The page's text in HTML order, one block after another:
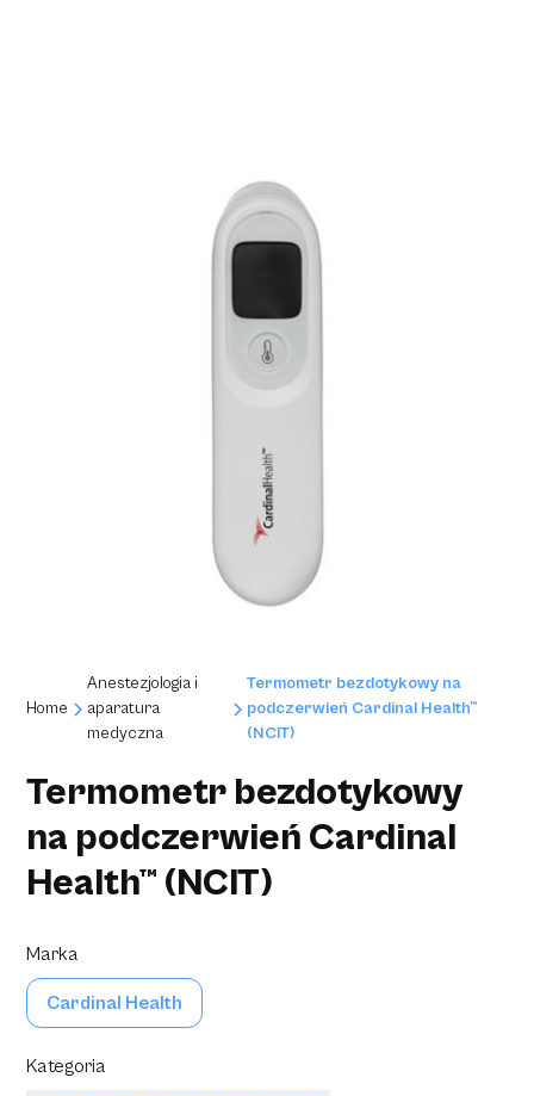
Home
Anestezjologia i
aparatura
medyczna
Termometr bezdotykowy na
podczerwień Cardinal Health™
(NCIT)
Termometr bezdotykowy
na podczerwień Cardinal
Health™ (NCIT)
Marka
Cardinal Health
Kategoria